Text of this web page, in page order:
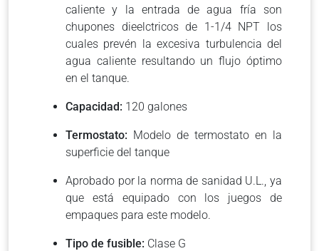
caliente y la entrada de agua fría son
chupones dieelctricos de 1-1/4 NPT los
cuales prevén la excesiva turbulencia del
agua caliente resultando un flujo óptimo
en el tanque.
Capacidad: 120 galones
Termostato: Modelo de termostato en la
superficie del tanque
Aprobado por la norma de sanidad U.L., ya
que está equipado con los juegos de
empaques para este modelo.
Tipo de fusible: Clase G